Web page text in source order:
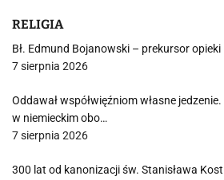
RELIGIA
Bł. Edmund Bojanowski – prekursor
7 sierpnia 2026
Oddawał współwięźniom własne jedzenie.
w niemieckim obo…
7 sierpnia 2026
300 lat od kanonizacji św. Stanisława